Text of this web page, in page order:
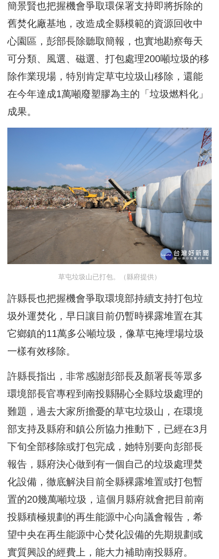
簡景賢也把握機會爭取環保署支持即將拆除的
舊焚化廠基地，改造成全縣模範的資源回收中
心園區，彭部長除聽取簡報，也實地勘察每天
可分類、風選、磁選、打包處理200噸垃圾的移
除作業現場，特別肯定草屯垃圾山移除，還能
在今年達成1萬噸廢塑膠為主的「垃圾燃料化」
成果。
草屯垃圾山已打包。（縣府提供）
許縣長也把握機會爭取環境部持續支持打包垃
圾外運焚化，早日讓目前仍暫時裸露堆置在其
它鄉鎮的11萬多公噸垃圾，像草屯掩埋場垃圾
一樣有效移除。
許縣長指出，非常感謝彭部長及顏署長等眾多
環境部長官專程到南投縣關心全縣垃圾處理的
難題，過去大家所擔憂的草屯垃圾山，在環境
部支持及縣府和鎮公所協力推動下，已經在3月
下旬全部移除或打包完成，她特別要向彭部長
報告，縣府決心做到有一個自己的垃圾處理焚
化設備，徹底解決目前全縣裸露堆置或打包暫
置的20幾萬噸垃圾，這個月縣府就會把目前南
投縣積極規劃的再生能源中心向議會報告，希
望中央在再生能源中心焚化設備的先期規劃或
實質興設的經費上，能大力補助南投縣府。